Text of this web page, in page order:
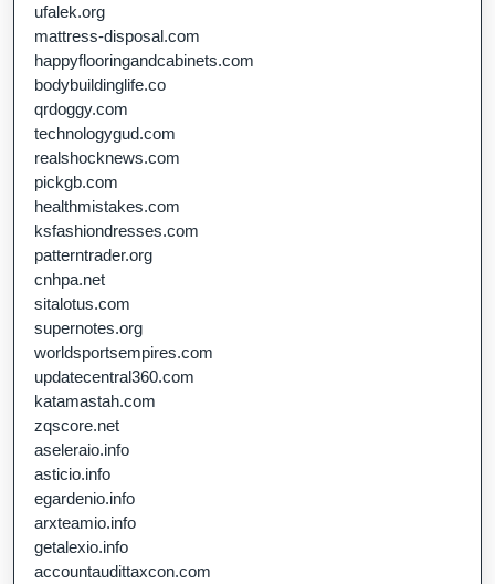
ufalek.org
mattress-disposal.com
happyflooringandcabinets.com
bodybuildinglife.co
qrdoggy.com
technologygud.com
realshocknews.com
pickgb.com
healthmistakes.com
ksfashiondresses.com
patterntrader.org
cnhpa.net
sitalotus.com
supernotes.org
worldsportsempires.com
updatecentral360.com
katamastah.com
zqscore.net
aseleraio.info
asticio.info
egardenio.info
arxteamio.info
getalexio.info
accountaudittaxcon.com